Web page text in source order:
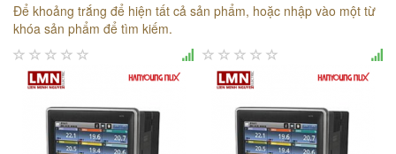
Để khoảng trắng để hiện tất cả sản phẩm, hoặc nhập vào một từ
khóa sản phẩm để tìm kiếm.